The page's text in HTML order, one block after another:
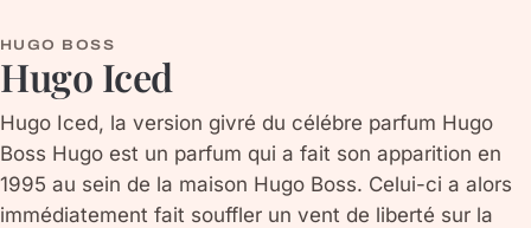
HUGO BOSS
Hugo Iced
Hugo Iced, la version givré du célébre parfum Hugo
Boss Hugo est un parfum qui a fait son apparition en
1995 au sein de la maison Hugo Boss. Celui-ci a alors
immédiatement fait souffler un vent de liberté sur la